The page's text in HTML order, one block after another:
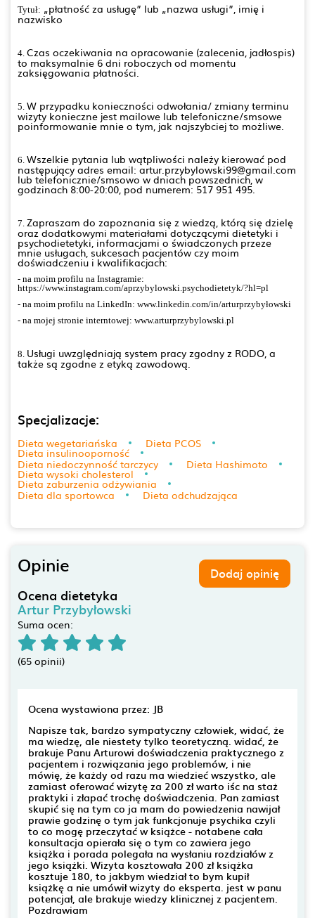
Tytuł: „płatność za usługę” lub „nazwa usługi”, imię i
nazwisko
4. Czas oczekiwania na opracowanie (zalecenia, jadłospis)
to maksymalnie 6 dni roboczych od momentu
zaksięgowania płatności.
5. W przypadku konieczności odwołania/ zmiany terminu
wizyty konieczne jest mailowe lub telefoniczne/smsowe
poinformowanie mnie o tym, jak najszybciej to możliwe.
6. Wszelkie pytania lub wątpliwości należy kierować pod
następujący adres email: artur.przybylowski99@gmail.com
lub telefonicznie/smsowo w dniach powszednich, w
godzinach 8:00-20:00, pod numerem: 517 951 495.
7. Zapraszam do zapoznania się z wiedzą, którą się dzielę
oraz dodatkowymi materiałami dotyczącymi dietetyki i
psychodietetyki, informacjami o świadczonych przeze
mnie usługach, sukcesach pacjentów czy moim
doświadczeniu i kwalifikacjach:
- na moim profilu na Instagramie:
https://www.instagram.com/aprzybylowski.psychodietetyk/?hl=pl
- na moim profilu na LinkedIn: www.linkedin.com/in/arturprzybyłowski
- na mojej stronie interntowej: www.arturprzybylowski.pl
8. Usługi uwzględniają system pracy zgodny z RODO, a
także są zgodne z etyką zawodową.
Specjalizacje:
Dieta wegetariańska Dieta PCOS
Dieta insulinooporność
Dieta niedoczynność tarczycy
Dieta Hashimoto
Dieta wysoki cholesterol
Dieta zaburzenia odżywiania
Dieta dla sportowca
Dieta odchudzająca
Opinie Dodaj opinię
Ocena dietetyka
Artur Przybyłowski
Suma ocen:
(65 opinii)
Ocena wystawiona przez: JB
Napisze tak, bardzo sympatyczny człowiek, widać, że
ma wiedzę, ale niestety tylko teoretyczną. widać, że
brakuje Panu Arturowi doświadczenia praktycznego z
pacjentem i rozwiązania jego problemów, i nie
mówię, że każdy od razu ma wiedzieć wszystko, ale
zamiast oferować wizytę za 200 zł warto iśc na staż
praktyki i złapać trochę doświadczenia. Pan zamiast
skupić się na tym co ja mam do powiedzenia nawijał
prawie godzinę o tym jak funkcjonuje psychika czyli
to co mogę przeczytać w książce - notabene cała
konsultacja opierała się o tym co zawiera jego
książka i porada polegała na wysłaniu rozdziałów z
jego książki. Wizyta kosztowała 200 zł książka
kosztuje 180, to jakbym wiedział to bym kupił
książkę a nie umówił wizyty do eksperta. jest w panu
potencjał, ale brakuje wiedzy klinicznej z pacjentem.
Pozdrawiam